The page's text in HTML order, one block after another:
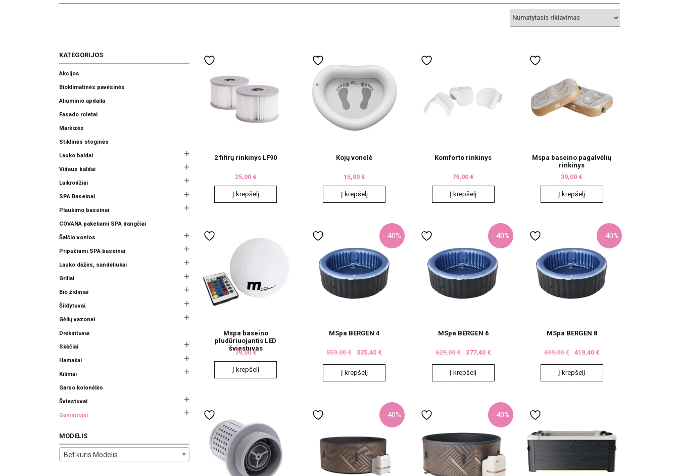
KATEGORIJOS
Akcijos
Bioklimatinės pavėsinės
Aliuminio apdaila
Fasado roletai
Markizės
Stiklinės stoginės
Lauko baldai
Vidaus baldai
Laikrodžiai
SPA Baseinai
Plaukimo baseinai
COVANA pakeliami SPA dangčiai
Šalčio vonios
Pripučiami SPA baseinai
Lauko dėžės, sandėliukai
Griliai
Bio židiniai
Šildytuvai
Gėlių vazonai
Drėkintuvai
Skėčiai
Hamakai
Kilimai
Garso kolonėlės
Šviestuvai
Gamintojai
MODELIS
Bet kuris Modelis
2 filtrų rinkinys LF90
25,00 €
Į krepšelį
Kojų vonelė
15,00 €
Į krepšelį
Komforto rinkinys
79,00 €
Į krepšelį
Mspa baseino pagalvėlių
rinkinys
39,00 €
Į krepšelį
Mspa baseino
pludūriuojantis LED
šviestuvas
79,00 €
Į krepšelį
- 40%
MSpa BERGEN 4
559,00€ 335,40 €
Į krepšelį
- 40%
MSpa BERGEN 6
629,00€ 377,40 €
Į krepšelį
- 40%
MSpa BERGEN 8
699,00€ 419,40 €
Į krepšelį
- 40% - 40%